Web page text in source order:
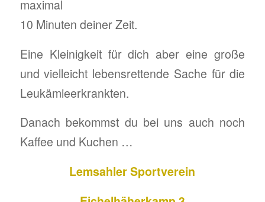
maximal
10 Minuten deiner Zeit.
Eine Kleinigkeit für dich aber eine große
und vielleicht lebensrettende Sache für die
Leukämieerkrankten.
Danach bekommst du bei uns auch noch
Kaffee und Kuchen …
Lemsahler Sportverein